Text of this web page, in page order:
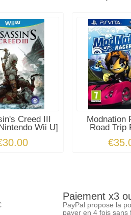
Creed III
Wii U]
Modnation
Road Trip
Paiement x3
PayPal propose la
payer en 4 fois sans